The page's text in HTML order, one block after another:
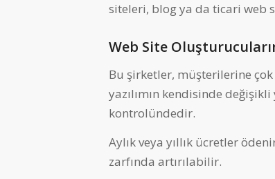
siteleri, blog ya da ticari
Web Site
Bu şirketler, müşterilerine çok
yazılımın kendisinde
kontrolündedir.
Aylık veya yıllık ücretler
zarfında artırılabilir.